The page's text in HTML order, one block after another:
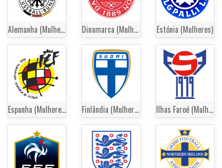
Alemanha (Mulheres) Dinamarca (Mulheres) Estónia (Mulheres)
Espanha (Mulheres) Finlândia (Mulheres) Ilhas Faroé (Mulheres)